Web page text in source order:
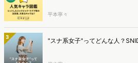
平本寧々
3 "スナ系女子"ってどんな人？